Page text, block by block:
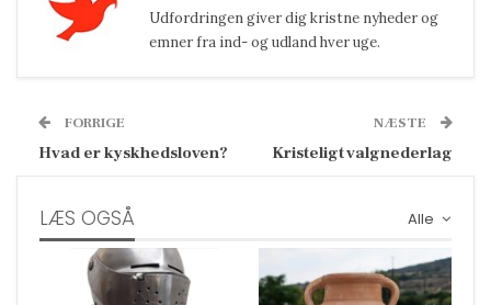
Udfordringen giver dig kristne nyheder og
emner fra ind- og udland hver uge.
FORRIGE
Hvad er kyskhedsloven?
NÆSTE
Kristeligt valgnederlag
Alle
LÆS OGSÅ